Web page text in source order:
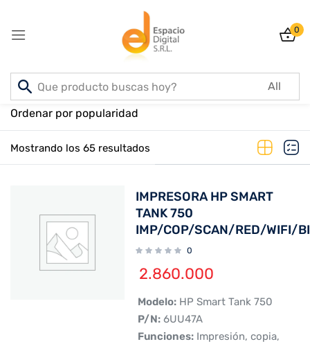
0
Inicio PRODUCTOS
Mostrando los 65 resultados
Ordenar por popularidad
IMPRESORA HP SMART
TANK 750
IMP/COP/SCAN/RED/WIFI/
0
2.860.000
 Modelo:HP Smart Tank 750
 P/N:6UU47A
 Funciones:Impresión, copia,
Sign in
Remember me
Log In
Create an account